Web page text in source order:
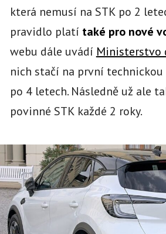
která nemusí na STK po 2
pravidlo platí také pro nové
webu dále uvádí Ministerstvo
nich stačí na první
po 4 letech. Následně už ale
povinné STK každé 2 roky.